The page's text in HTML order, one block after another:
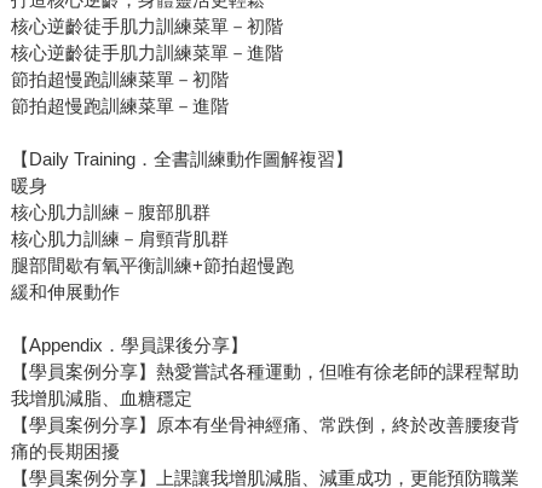
核心逆齡徒手肌力訓練菜單－初階
核心逆齡徒手肌力訓練菜單－進階
節拍超慢跑訓練菜單－初階
節拍超慢跑訓練菜單－進階
【Daily Training．全書訓練動作圖解複習】
暖身
核心肌力訓練－腹部肌群
核心肌力訓練－肩頸背肌群
腿部間歇有氧平衡訓練+節拍超慢跑
緩和伸展動作
【Appendix．學員課後分享】
【學員案例分享】熱愛嘗試各種運動，但唯有徐老師的課程幫助
我增肌減脂、血糖穩定
【學員案例分享】原本有坐骨神經痛、常跌倒，終於改善腰痠背
痛的長期困擾
【學員案例分享】上課讓我增肌減脂、減重成功，更能預防職業